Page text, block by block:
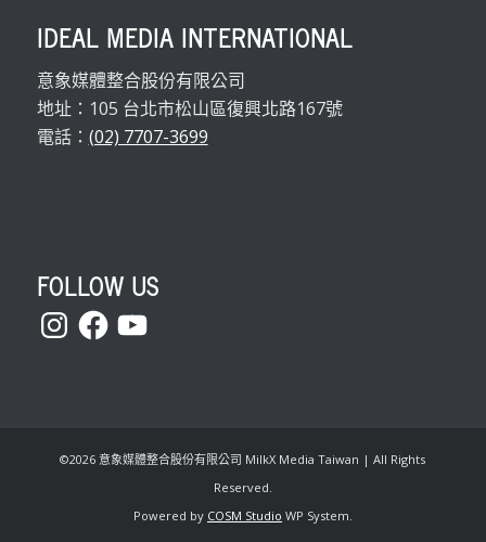
IDEAL MEDIA INTERNATIONAL
意象媒體整合股份有限公司
地址：105 台北市松山區復興北路167號
電話： (02) 7707-3699
FOLLOW US
InstagramFacebook
YouTube
©2026 意象媒體整合股份有限公司 MilkX Media Taiwan | All Rights
Reserved.
Powered by COSM Studio WP System.